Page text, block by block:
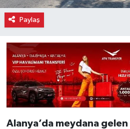
Paylaş
Alanya’da meydana